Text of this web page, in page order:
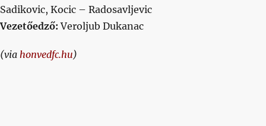
Sadikovic, Kocic – Radosavljevic
Vezetőedző: Veroljub Dukanac
(via honvedfc.hu)